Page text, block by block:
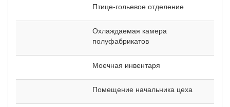
Птице-гольевое отделение
Охлаждаемая камера
полуфабрикатов
Моечная инвентаря
Помещение начальника цеха